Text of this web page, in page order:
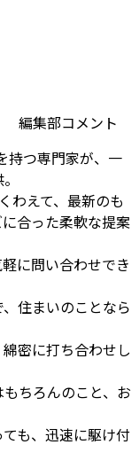
編集部コメント
持つ専門家が、一
わえて、最新のも
合った柔軟な提案
に問い合わせでき
住まいのことなら
密に打ち合わせし
ちろんのこと、お
も、迅速に駆け付